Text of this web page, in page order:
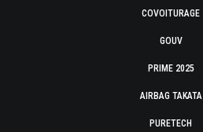
COVOITURAGE
GOUV
PRIME 2025
AIRBAG TAKATA
PURETECH